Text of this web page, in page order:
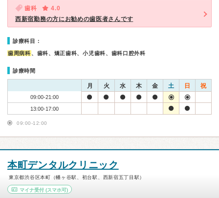
歯科
4.0
西新宿勤務の方にお勧めの歯医者さんです
診療科目：
歯周病科 、歯科、矯正歯科、小児歯科、歯科口腔外科
診療時間
月 火 水 木 金 土 日 祝
09:00-21:00
13:00-17:00
09:00-12:00
本町デンタルクリニック
東京都渋谷区本町（幡ヶ谷駅、初台駅、西新宿五丁目駅）
マイナ受付 (スマホ可)